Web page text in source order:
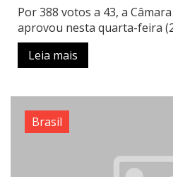
Por 388 votos a 43, a
aprovou nesta quarta-feira
Leia mais
Brasil